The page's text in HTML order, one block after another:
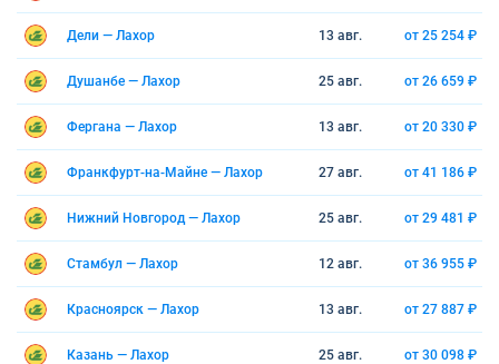
Дели — Лахор 13 авг. от 25 254 ₽
Душанбе — Лахор 25 авг. от 26 659 ₽
Фергана — Лахор 13 авг. от 20 330 ₽
Франкфурт-на-Майне — Лахор 27 авг. от 41 186 ₽
Нижний Новгород — Лахор 25 авг. от 29 481 ₽
Стамбул — Лахор 12 авг. от 36 955 ₽
Красноярск — Лахор 13 авг. от 27 887 ₽
Казань — Лахор 25 авг. от 30 098 ₽